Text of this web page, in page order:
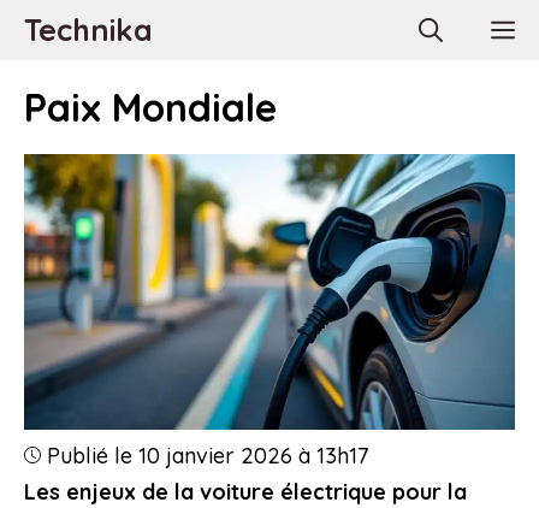
AllerTechnika
Paix Mondiale
Les enjeux de la voiture électrique pour la
Publié le 10 janvier 2026 à 13h17